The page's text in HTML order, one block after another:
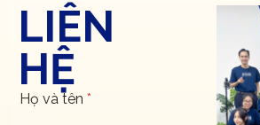
LIÊN
HỆ
Họ và tên *